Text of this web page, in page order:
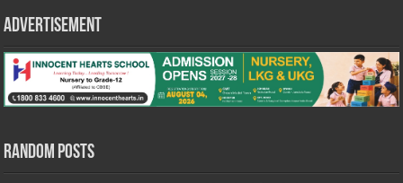
Advertisement
Random Posts